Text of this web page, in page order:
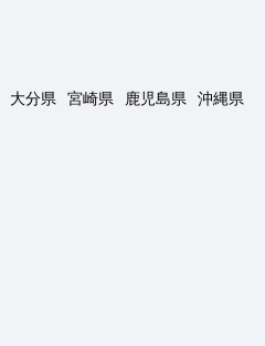
大分県 宮崎県 鹿児島県 沖縄県